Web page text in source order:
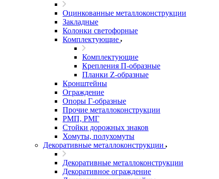
Оцинкованные металлоконструкции
Закладные
Колонки светофорные
Комплектующие
Комплектующие
Крепления П-образные
Планки Z-образные
Кронштейны
Ограждение
Опоры Г-образные
Прочие металлоконструкции
РМП, РМГ
Стойки дорожных знаков
Хомуты, полухомуты
Декоративные металлоконструкции
Декоративные металлоконструкции
Декоративное ограждение